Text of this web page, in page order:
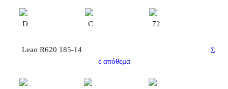
D C 72
Leao R620 185-14
Σ
ε απόθεμα